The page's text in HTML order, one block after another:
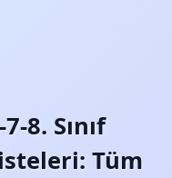
8. Sınıf
Tüm